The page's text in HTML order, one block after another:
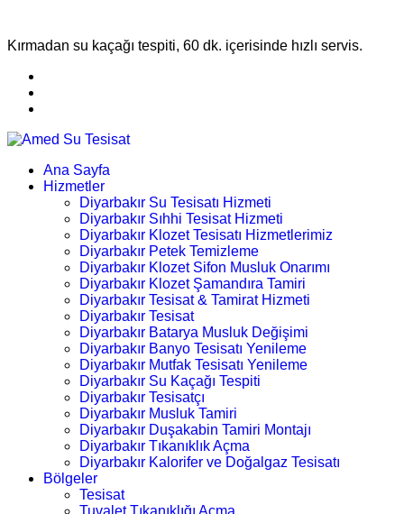
Kırmadan su kaçağı tespiti, 60 dk. içerisinde hızlı servis.
Ana Sayfa
Hizmetler
Diyarbakır Su Tesisatı Hizmeti
Diyarbakır Sıhhi Tesisat Hizmeti
Diyarbakır Klozet Tesisatı Hizmetlerimiz
Diyarbakır Petek Temizleme
Diyarbakır Klozet Sifon Musluk Onarımı
Diyarbakır Klozet Şamandıra Tamiri
Diyarbakır Tesisat & Tamirat Hizmeti
Diyarbakır Tesisat
Diyarbakır Batarya Musluk Değişimi
Diyarbakır Banyo Tesisatı Yenileme
Diyarbakır Mutfak Tesisatı Yenileme
Diyarbakır Su Kaçağı Tespiti
Diyarbakır Tesisatçı
Diyarbakır Musluk Tamiri
Diyarbakır Duşakabin Tamiri Montajı
Diyarbakır Tıkanıklık Açma
Diyarbakır Kalorifer ve Doğalgaz Tesisatı
Bölgeler
Tesisat
Tuvalet Tıkanıklığı Açma